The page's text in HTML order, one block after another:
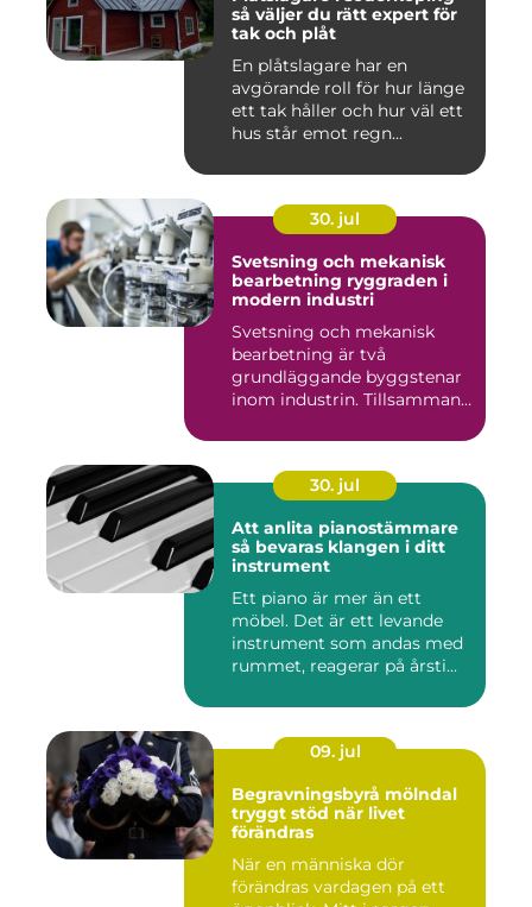
så väljer du rätt expert för
tak och plåt
En plåtslagare har en
avgörande roll för hur länge
ett tak håller och hur väl ett
hus står emot regn...
30. jul
Svetsning och mekanisk
bearbetning ryggraden i
modern industri
Svetsning och mekanisk
bearbetning är två
grundläggande byggstenar
inom industrin. Tillsammans
30. jul
Att anlita pianostämmare
så bevaras klangen i ditt
instrument
Ett piano är mer än ett
möbel. Det är ett levande
instrument som andas med
rummet, reagerar på årsti...
09. jul
Begravningsbyrå mölndal
tryggt stöd när livet
förändras
När en människa dör
förändras vardagen på ett